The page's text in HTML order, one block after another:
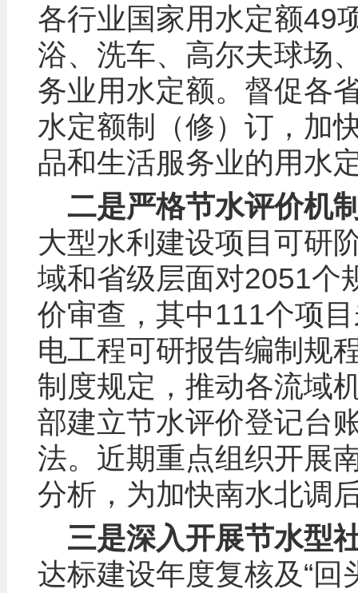
各行业国家用水定额49
浴、洗车、高尔夫球场
务业用水定额。督促各
水定额制（修）订，加
品和生活服务业的用水
二是严格节水评价机
大型水利建设项目可研
域和省级层面对2051个
价审查，其中111个项
电工程可研报告编制规
制度规定，推动各流域
部建立节水评价登记台
法。近期重点组织开展
分析，为加快南水北调
三是深入开展节水型
达标建设年度复核及“回